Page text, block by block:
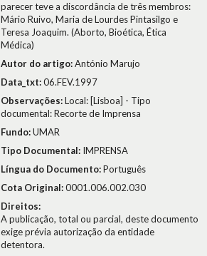
parecer teve a discordância de três membros:
Mário Ruivo, Maria de Lourdes Pintasilgo e
Teresa Joaquim. (Aborto, Bioética, Ética
Médica)
Autor do artigo:António Marujo
Data_txt:06.FEV.1997
Observações:Local: [Lisboa] - Tipo
documental: Recorte de Imprensa
Fundo:UMAR
Tipo Documental: IMPRENSA
Língua do Documento:Português
Cota Original:0001.006.002.030
Direitos:
A publicação, total ou parcial, deste documento
exige prévia autorização da entidade
detentora.